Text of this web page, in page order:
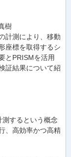
樹
計測により、移動
座標を取得するシ
とPRISMを活用
証結果について紹
するという概念
、高効率かつ高精